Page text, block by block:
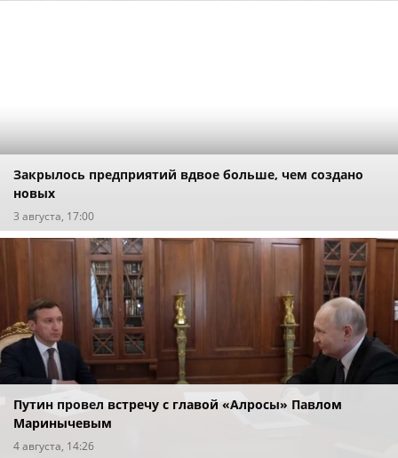
Закрылось предприятий вдвое больше, чем создано
новых
3 августа, 17:00
Путин провел встречу с главой «Алросы» Павлом
Маринычевым
4 августа, 14:26